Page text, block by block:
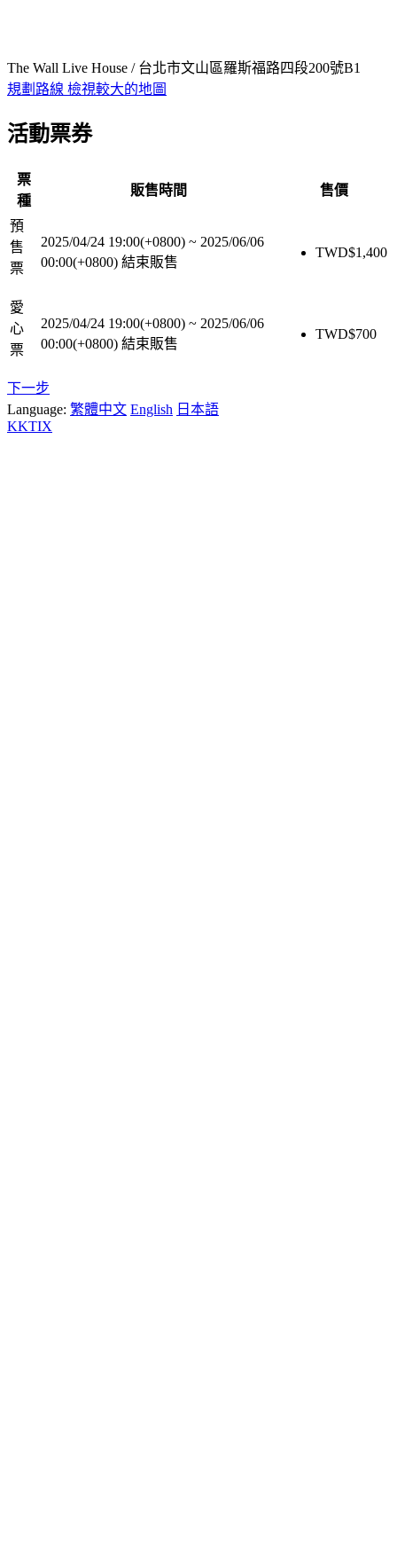
The Wall Live House / 台北市文山區羅斯福路四段200號B1
規劃路線 檢視較大的地圖
活動票券
票
種
販售時間 售價
預
售
票
2025/04/24 19:00(+0800) ~ 2025/06/06
00:00(+0800) 結束販售
TWD$1,400
愛
心
票
2025/04/24 19:00(+0800) ~ 2025/06/06
00:00(+0800) 結束販售
TWD$700
下一步
Language: 繁體中文 English 日本語
KKTIX